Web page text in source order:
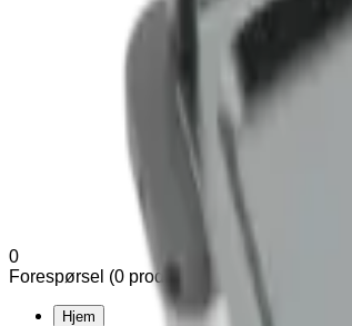
0
Forespørsel (0 produkter Legg til varianter
Hjem